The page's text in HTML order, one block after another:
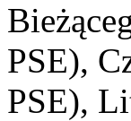
PSE),
PSE),